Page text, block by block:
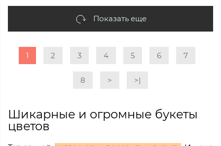
Показать еще
1 2 3 4 5 6 7
8 > >|
Шикарные и огромные букеты
цветов